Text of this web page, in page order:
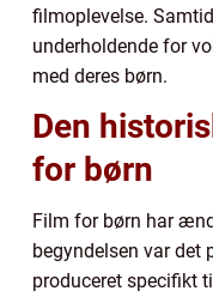
filmoplevelse.
underholdende for
med deres børn.
Den
for børn
Film for børn har
begyndelsen var det
produceret specifikt